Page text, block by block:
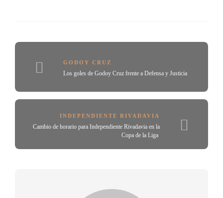
GODOY CRUZ
Los goles de Godoy Cruz frente a Defensa y Justicia
INDEPENDIENTE RIVADAVIA
Cambio de horario para Independiente Rivadavia en la
Copa de la Liga